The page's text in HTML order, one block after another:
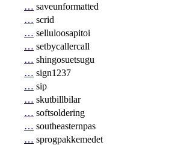
… saveunformatted
… scrid
… selluloosapitoi
… setbycallercall
… shingosuetsugu
… sign1237
… sip
… skutbillbilar
… softsoldering
… southeasternpas
… sprogpakkemedet